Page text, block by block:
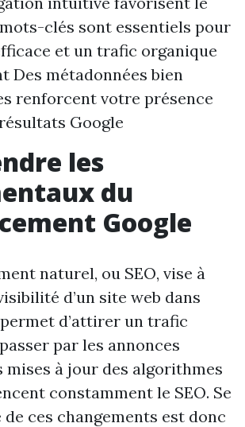
mots-clés sont essentiels pour
et un trafic organique
Des métadonnées bien
renforcent votre présence
Google
les
du
Google
naturel, ou SEO, vise à
d’un site web dans
d’attirer un trafic
par les annonces
mises à jour des algorithmes
constamment le SEO. Se
ces changements est donc